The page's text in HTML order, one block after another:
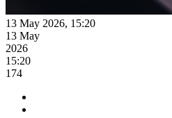
13 May 2026, 15:20
13 May
2026
15:20
174